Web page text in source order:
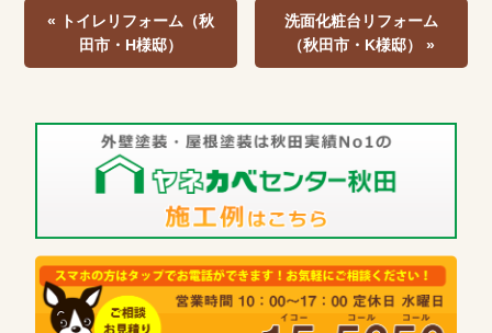
« トイレリフォーム（秋
田市・H様邸）
洗面化粧台リフォーム
（秋田市・K様邸） »